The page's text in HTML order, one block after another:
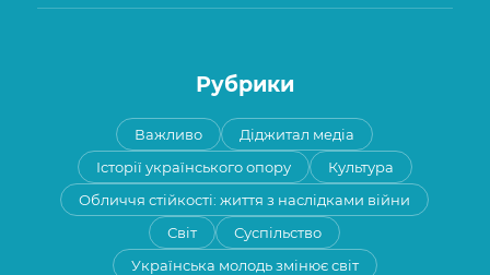
Рубрики
Важливо
Діджитал медіа
Історії українського опору
Культура
Обличчя стійкості: життя з наслідками війни
Світ
Суспільство
Українська молодь змінює світ